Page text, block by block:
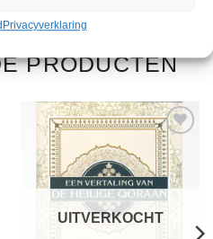
Privacyverklaring
PRODUCTEN
Toevoegen
aan
wenslijst
UITVERKOCHT